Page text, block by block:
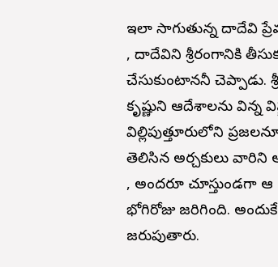
ఇలా సాగుతున్న గోదాదేవి
, గోదాదేవిని శ్రీరంగానికి
చేసుకుంటాననీ
కృష్ణుని ఆదేశాలను
విల్లిపుత్తూరులోని
తెలిసిన అర్చకులు వారిని
, అందరూ చూస్తుండగా
భోగిరోజు జరిగింది.
జరుపుతారు.